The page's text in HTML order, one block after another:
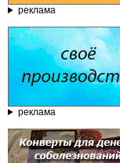
реклама
реклама